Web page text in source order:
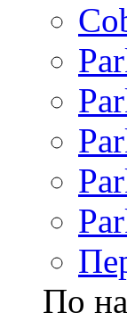
По